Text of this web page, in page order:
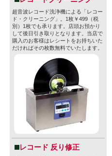
超音波レコード洗浄機による「レコー
ド・クリーニング」。1枚￥499（税
別）1枚でも承ります。店頭お預かり
して後日引き取りとなります。当店で
購入のお客様はレシートをお持ちいた
だければその枚数無料でいたします。
レコード 反り修正